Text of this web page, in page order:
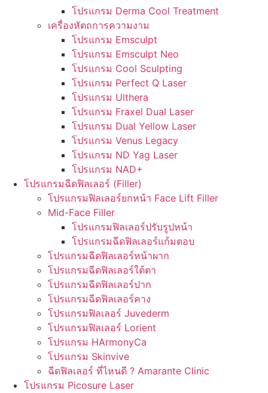
โปรแกรม Derma Cool Treatment
เครื่องหัตถการความงาม
โปรแกรม Emsculpt
โปรแกรม Emsculpt Neo
โปรแกรม Cool Sculpting
โปรแกรม Perfect Q Laser
โปรแกรม Ulthera
โปรแกรม Fraxel Dual Laser
โปรแกรม Dual Yellow Laser
โปรแกรม Venus Legacy
โปรแกรม ND Yag Laser
โปรแกรม NAD+
โปรแกรมฉีดฟิลเลอร์ (Filler)
โปรแกรมฟิลเลอร์ยกหน้า Face Lift Filler
Mid-Face Filler
โปรแกรมฟิลเลอร์ปรับรูปหน้า
โปรแกรมฉีดฟิลเลอร์แก้มตอบ
โปรแกรมฉีดฟิลเลอร์หน้าผาก
โปรแกรมฉีดฟิลเลอร์ใต้ตา
โปรแกรมฉีดฟิลเลอร์ปาก
โปรแกรมฉีดฟิลเลอร์คาง
โปรแกรมฟิลเลอร์ Juvederm
โปรแกรมฟิลเลอร์ Lorient
โปรแกรม HArmonyCa
โปรแกรม Skinvive
ฉีดฟิลเลอร์ ที่ไหนดี ? Amarante Clinic
โปรแกรม Picosure Laser